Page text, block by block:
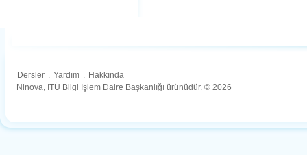
Dersler . Yardım . Hakkında
Ninova, İTÜ Bilgi İşlem Daire Başkanlığı ürünüdür. © 2026